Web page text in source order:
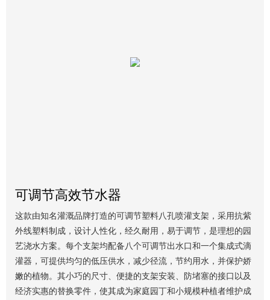
可调节高效节水器
这款由知名灌溉品牌打造的可调节塑料八孔喷灌支架，采用抗紫
外线塑料制成，设计人性化，经久耐用，易于调节，是理想的园
艺浇水方案。每个支架均配备八个可调节出水口和一个集成式滴
灌器，可提供均匀的低压供水，减少径流，节约用水，并保护娇
嫩的植物。其小巧的尺寸、便捷的支架安装、防堵塞的接口以及
经济实惠的替换零件，使其成为家庭园丁和小规模种植者维护成